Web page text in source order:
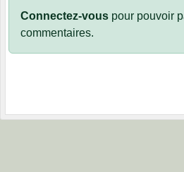
Connectez-vous pour pouvoir
commentaires.